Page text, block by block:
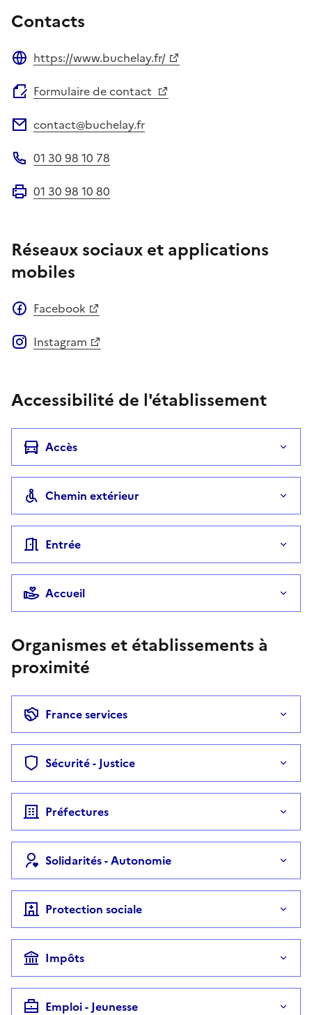
Contacts
https://www.buchelay.fr/
Formulaire de contact
contact@buchelay.fr
01 30 98 10 78
01 30 98 10 80
Réseaux sociaux et applications
mobiles
Facebook
Instagram
Accessibilité de l'établissement
Accès
Chemin extérieur
Entrée
Accueil
Organismes et établissements à
proximité
France services
Sécurité - Justice
Préfectures
Solidarités - Autonomie
Protection sociale
Impôts
Emploi - Jeunesse